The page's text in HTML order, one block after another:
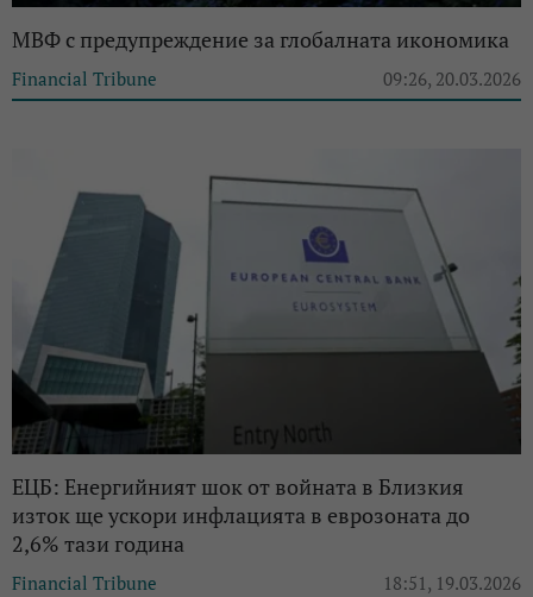
МВФ с предупреждение за глобалната икономика
Financial Tribune 09:26, 20.03.2026
ЕЦБ: Енергийният шок от войната в Близкия
изток ще ускори инфлацията в еврозоната до
2,6% тази година
Financial Tribune 18:51, 19.03.2026